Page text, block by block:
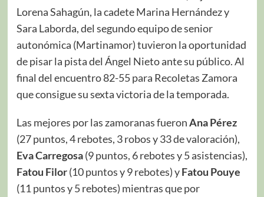
Lorena Sahagún, la cadete Marina Hernández y
Sara Laborda, del segundo equipo de senior
autonómica (Martinamor) tuvieron la oportunidad
de pisar la pista del Ángel Nieto ante su público. Al
final del encuentro 82-55 para Recoletas Zamora
que consigue su sexta victoria de la temporada.
Las mejores por las zamoranas fueronAna Pérez
(27 puntos, 4 rebotes, 3 robos y 33 de valoración),
Eva Carregosa(9 puntos, 6 rebotes y 5 asistencias),
Fatou Filor(10 puntos y 9 rebotes) yFatou Pouye
(11 puntos y 5 rebotes) mientras que por